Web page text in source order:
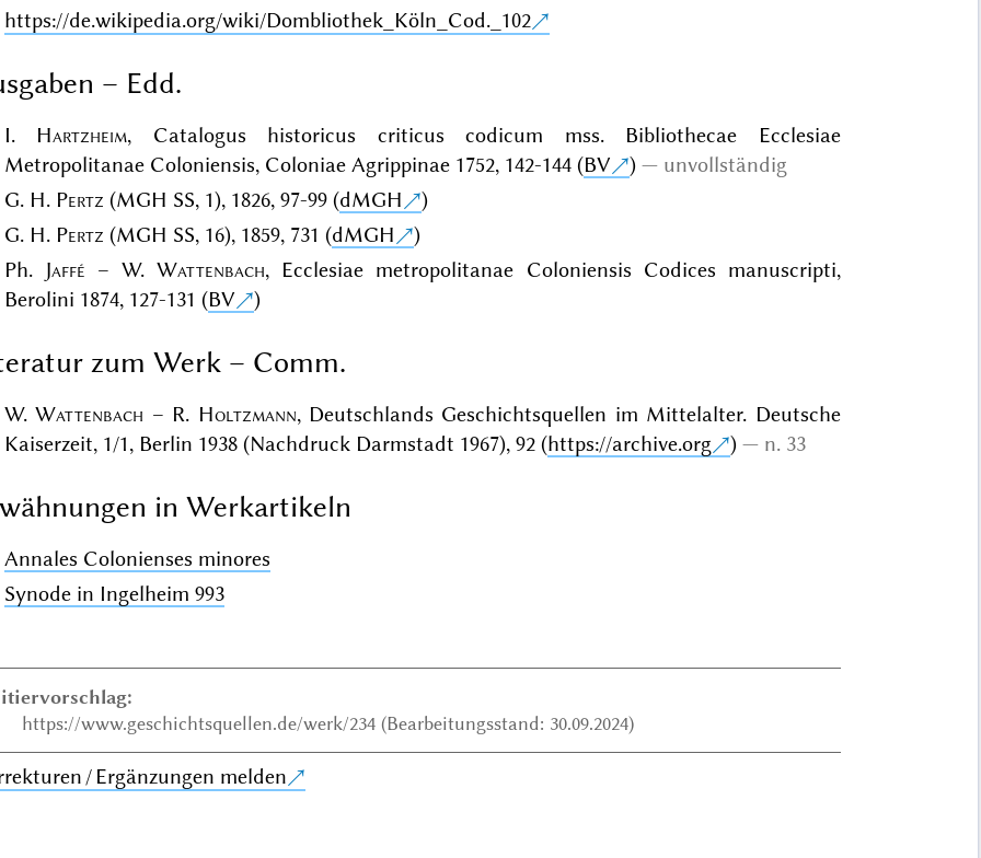
https://de.wikipedia.org/wiki/Dombliothek_Köln_Cod._102
– Edd.
I. Hartzheim, Catalogus historicus criticus codicum mss. Bibliothecae Ecclesiae
Metropolitanae Coloniensis, Coloniae Agrippinae 1752, 142-144 (BV )
unvollständig
G. H. Pertz (MGH SS, 1), 1826, 97-99 (dMGH
)
G. H. Pertz (MGH SS, 16), 1859, 731 (dMGH
)
Ph. Jaffé – W.Wattenbach, Ecclesiae metropolitanae Coloniensis Codices manuscripti,
Berolini 1874, 127-131 (BV )
zum Werk – Comm.
W.Wattenbach – R. Holtzmann, Deutschlands Geschichtsquellen im Mittelalter. Deutsche
Kaiserzeit, 1/1, Berlin 1938 (Nachdruck Darmstadt 1967), 92 (https://archive.org ) n. 33
in Werkartikeln
Annales Colonienses minores
Synode in Ingelheim 993
https://www.geschichtsquellen.de/werk/234 (Bearbeitungsstand: 30.09.2024)
/ Ergänzungen melden